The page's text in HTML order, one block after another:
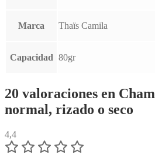
Marca Thaïs Camila
Capacidad 80gr
20 valoraciones en
normal, rizado o seco
4,4